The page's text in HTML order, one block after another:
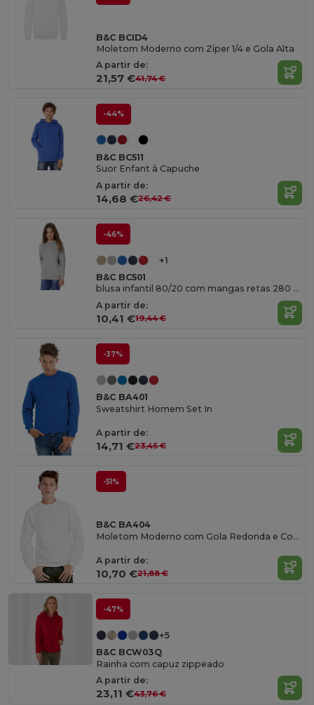
B&C BCID4
Moletom Moderno com Zíper 1/4 e Gola Alta
A partir de:
21,57 €41,74 €
-44%
B&C BC511
Suor Enfant à Capuche
A partir de:
14,68 €26,42 €
-46%
+1
B&C BC501
blusa infantil 80/20 com mangas retas 280 PST
A partir de:
10,41 €19,44 €
-37%
B&C BA401
Sweatshirt Homem Set In
A partir de:
14,71 €23,45 €
-51%
B&C BA404
Moletom Moderno com Gola Redonda e Costura Flatlock
A partir de:
10,70 €21,88 €
-47%
+5
B&C BCW03Q
Rainha com capuz zippeado
A partir de:
23,11 €43,76 €